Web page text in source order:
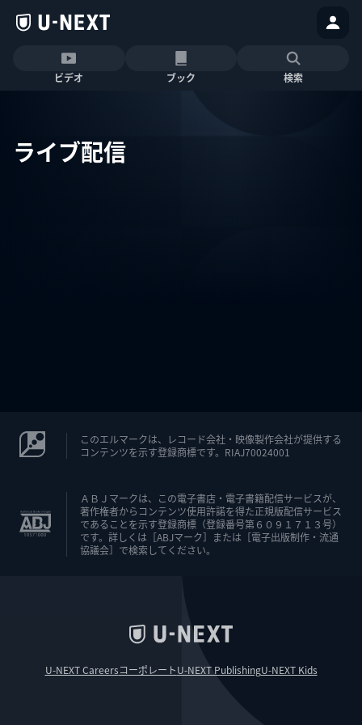
ビデオ ブック 検索
ライブ配信
このエルマークは、レコード会社・映像製作会社が提供する
コンテンツを示す登録商標です。RIAJ70024001
ＡＢＪマークは、この電子書店・電子書籍配信サービスが、
著作権者からコンテンツ使用許諾を得た正規版配信サービス
であることを示す登録商標（登録番号第６０９１７１３号）
です。詳しくは［ABJマーク］または［電子出版制作・流通
協議会］で検索してください。
U-NEXT CareersコーポレートU-NEXT PublishingU-NEXT Kids